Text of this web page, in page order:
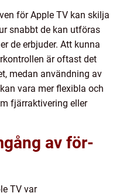
för Apple TV kan skilja
snabbt de kan utföras
de erbjuder. Att kunna
är oftast det
medan användning av
vara mer flexibla och
fjärraktivering eller
av för-
TV var